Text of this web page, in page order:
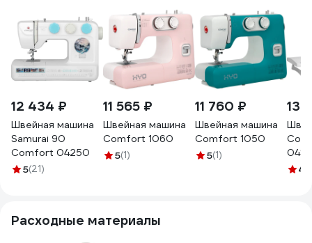
12 434 ₽
Швейная машина
Samurai 90
Comfort 04250
5(21)
11 565 ₽
Швейная машина
Comfort 1060
5(1)
11 760 ₽
Швейная машина
Comfort 1050
5(1)
13
4.9
Расходные материалы